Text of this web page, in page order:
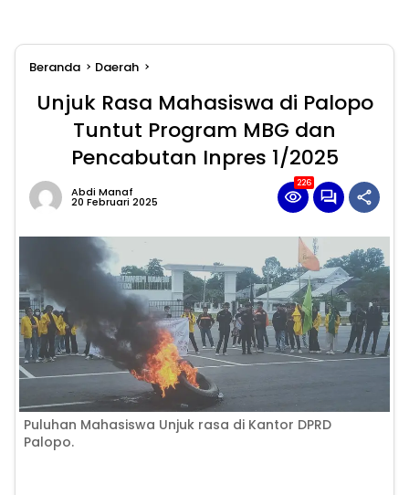
Beranda Daerah
Unjuk Rasa Mahasiswa di Palopo
Tuntut Program MBG dan
Pencabutan Inpres 1/2025
Abdi Manaf
20 Februari 2025
226
Puluhan Mahasiswa Unjuk rasa di Kantor DPRD
Palopo.